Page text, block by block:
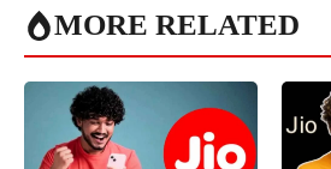
MORE RELATED